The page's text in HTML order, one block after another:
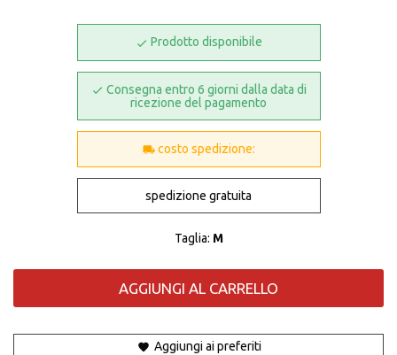
Prodotto disponibile
Consegna entro 6 giorni dalla data di
ricezione del pagamento
costo spedizione:
spedizione gratuita
Taglia: M
AGGIUNGI AL CARRELLO
Aggiungi ai preferiti